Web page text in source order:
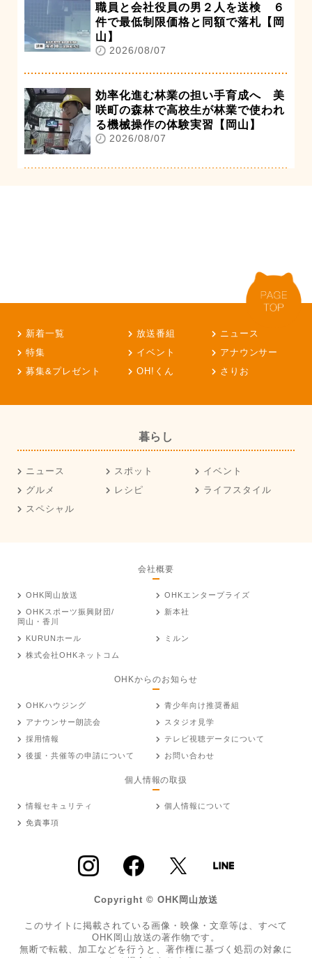
職員と会社役員の男２人を送検 ６
件で最低制限価格と同額で落札【岡
山】
2026/08/07
効率化進む林業の担い手育成へ 美
咲町の森林で高校生が林業で使われ
る機械操作の体験実習【岡山】
2026/08/07
新着一覧 放送番組
ニュース
特集
イベント
アナウンサー
募集&プレゼント
OH!くん さりお
暮らし
ニュース スポット
イベント
グルメ
レシピ
ライフスタイル
スペシャル
会社概要
OHK岡山放送
OHKエンタープライズ
OHKスポーツ振興財団/
岡山・香川
新本社
KURUNホール
ミルン
株式会社OHKネットコム
OHKからのお知らせ
OHKハウジング
青少年向け推奨番組
アナウンサー朗読会
スタジオ見学
採用情報
テレビ視聴データについて
後援・共催等の申請について
お問い合わせ
個人情報の取扱
情報セキュリティ
個人情報について
免責事項
Copyright © OHK岡山放送
このサイトに掲載されている画像・映像・文章等は、すべて
OHK岡山放送の著作物です。
無断で転載、加工などを行うと、著作権に基づく処罰の対象に